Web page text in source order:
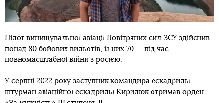
Пілот винищувальної авіації Повітряних сил ЗСУ здійснив
понад 80 бойових вильотів, із них 70 — під час
повномасштабної війни з росією.
У серпні 2022 року заступник командира ескадрильї —
штурман авіаційної ескадрильї Кирилюк отримав орден